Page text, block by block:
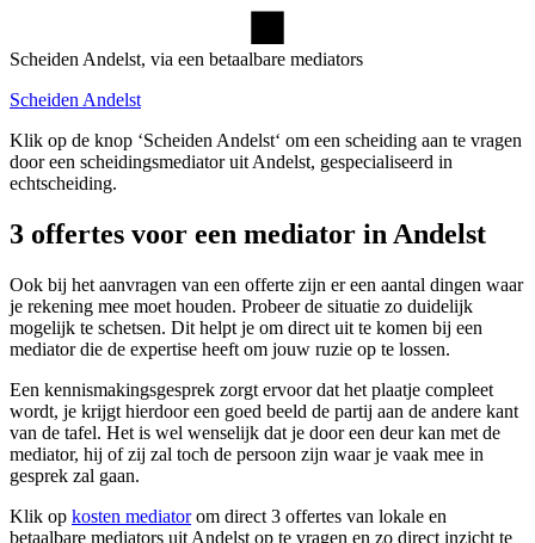
Scheiden Andelst, via een betaalbare mediators
Scheiden Andelst
Klik op de knop ‘Scheiden Andelst‘ om een scheiding aan te vragen
door een scheidingsmediator uit Andelst, gespecialiseerd in
echtscheiding.
3 offertes voor een mediator in Andelst
Ook bij het aanvragen van een offerte zijn er een aantal dingen waar
je rekening mee moet houden. Probeer de situatie zo duidelijk
mogelijk te schetsen. Dit helpt je om direct uit te komen bij een
mediator die de expertise heeft om jouw ruzie op te lossen.
Een kennismakingsgesprek zorgt ervoor dat het plaatje compleet
wordt, je krijgt hierdoor een goed beeld de partij aan de andere kant
van de tafel. Het is wel wenselijk dat je door een deur kan met de
mediator, hij of zij zal toch de persoon zijn waar je vaak mee in
gesprek zal gaan.
Klik op kosten mediatorom direct 3 offertes van lokale en
betaalbare mediators uit Andelst op te vragen en zo direct inzicht te